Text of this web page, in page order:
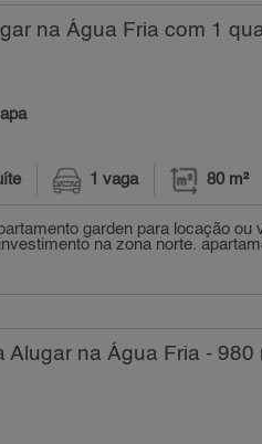
na Água Fria com 1
1 vaga 80 m²
garden para locação ou
na zona norte.
Alugar na Água Fria - 980